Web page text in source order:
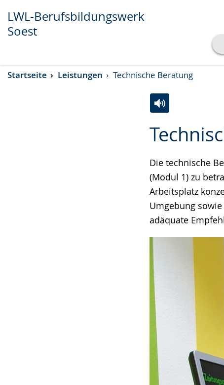
Transkript anzeigen
Abspielen
Pausieren
LWL-Berufsbildungswerk
Soest
Startseite Leistungen Technische Beratung
Die technische
(Modul 1) zu
Arbeitsplatz
Umgebung
adäquate
Leichten
wechseln.
Audio-
Video
Deutscher
Gebärdensprache
wird
angezeigt.